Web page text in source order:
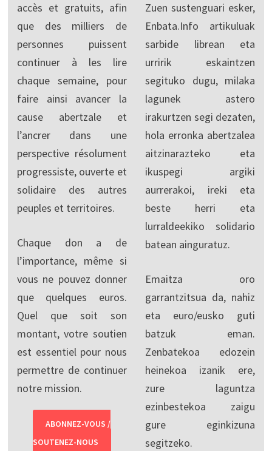
accès et gratuits, afin
que des milliers de
personnes puissent
continuer à les lire
chaque semaine, pour
faire ainsi avancer la
cause abertzale et
l’ancrer dans une
perspective résolument
progressiste, ouverte et
solidaire des autres
peuples et territoires.
Chaque don a de
l’importance, même si
vous ne pouvez donner
que quelques euros.
Quel que soit son
montant, votre soutien
est essentiel pour nous
permettre de continuer
notre mission.
ABONNEZ-VOUS /
SOUTENEZ-NOUS
Zuen sustenguari esker,
Enbata.Info artikuluak
sarbide librean eta
urririk eskaintzen
segituko dugu, milaka
lagunek astero
irakurtzen segi dezaten,
hola erronka abertzalea
aitzinarazteko eta
ikuspegi argiki
aurrerakoi, ireki eta
beste herri eta
lurraldeekiko solidario
batean ainguratuz.
Emaitza oro
garrantzitsua da, nahiz
eta euro/eusko guti
batzuk eman.
Zenbatekoa edozein
heinekoa izanik ere,
zure laguntza
ezinbestekoa zaigu
gure eginkizuna
segitzeko.